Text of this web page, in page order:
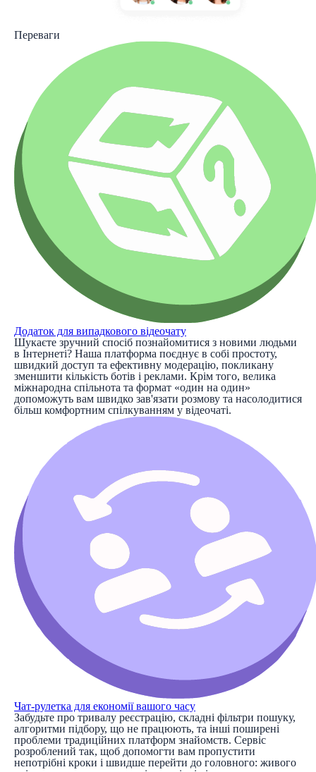
Переваги
Додаток для випадкового відеочату
Шукаєте зручний спосіб познайомитися з новими людьми
в Інтернеті? Наша платформа поєднує в собі простоту,
швидкий доступ та ефективну модерацію, покликану
зменшити кількість ботів і реклами. Крім того, велика
міжнародна спільнота та формат «один на один»
допоможуть вам швидко зав'язати розмову та насолодитися
більш комфортним спілкуванням у відеочаті.
Чат-рулетка для економії вашого часу
Забудьте про тривалу реєстрацію, складні фільтри пошуку,
алгоритми підбору, що не працюють, та інші поширені
проблеми традиційних платформ знайомств. Сервіс
розроблений так, щоб допомогти вам пропустити
непотрібні кроки і швидше перейти до головного: живого